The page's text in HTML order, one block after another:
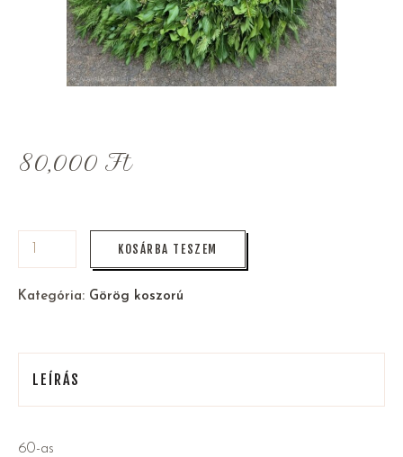
80,000 Ft
KOSÁRBA TESZEM
Kategória: Görög koszorú
LEÍRÁS
60-as